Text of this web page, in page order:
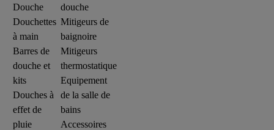
Douche
Douchettes
à main
Barres de
douche et
kits
Douches à
effet de
pluie
douche
Mitigeurs de
baignoire
Mitigeurs
thermostatique
Equipement
de la salle de
bains
Accessoires